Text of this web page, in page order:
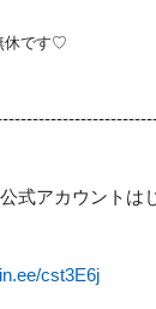
休です♡
公式アカウントは
cst3E6j